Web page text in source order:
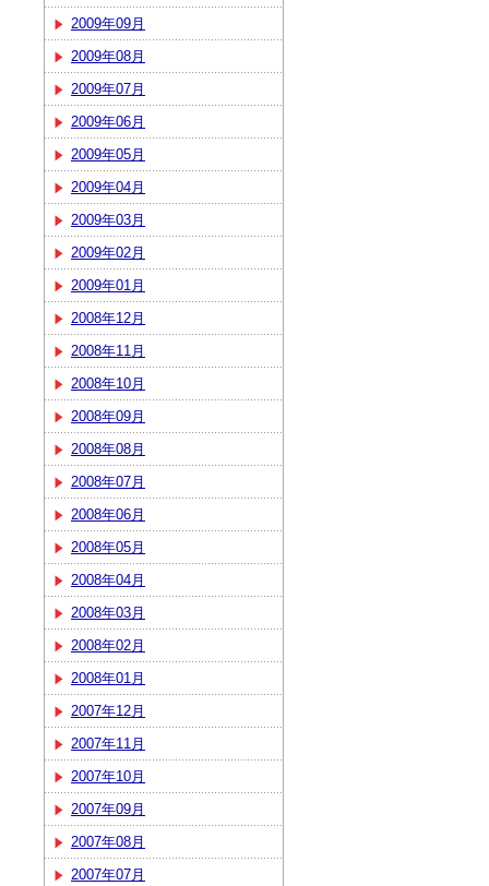
2009年09月
2009年08月
2009年07月
2009年06月
2009年05月
2009年04月
2009年03月
2009年02月
2009年01月
2008年12月
2008年11月
2008年10月
2008年09月
2008年08月
2008年07月
2008年06月
2008年05月
2008年04月
2008年03月
2008年02月
2008年01月
2007年12月
2007年11月
2007年10月
2007年09月
2007年08月
2007年07月